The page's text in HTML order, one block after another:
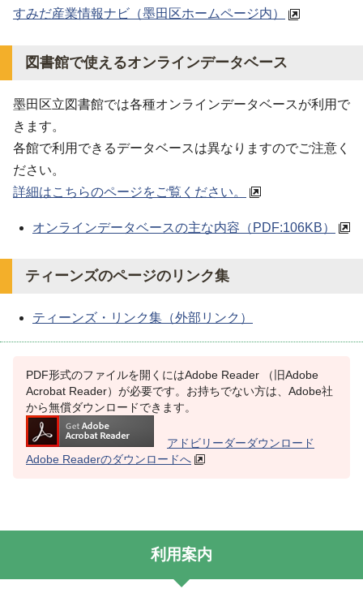
すみだ産業情報ナビ（墨田区ホームページ内）
図書館で使えるオンラインデータベース
墨田区立図書館では各種オンラインデータベースが利用で
きます。
各館で利用できるデータベースは異なりますのでご注意く
ださい。
詳細はこちらのページをご覧ください。
オンラインデータベースの主な内容（PDF:106KB）
ティーンズのページのリンク集
ティーンズ・リンク集（外部リンク）
PDF形式のファイルを開くにはAdobe Reader （旧Adobe
Acrobat Reader）が必要です。お持ちでない方は、Adobe社
から無償ダウンロードできます。
アドビリーダーダウンロード
Adobe Readerのダウンロードへ
利用案内